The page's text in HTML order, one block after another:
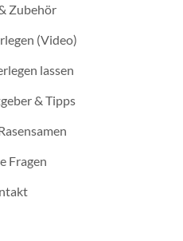
Zubehör
(Video)
lassen
& Tipps
Fragen